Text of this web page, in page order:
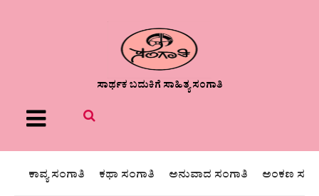
ಸಾರ್ಥಕ ಬದುಕಿಗೆ ಸಾಹಿತ್ಯ ಸಂಗಾತಿ
Menu
ಕಾವ್ಯ ಸಂಗಾತಿ ಕಥಾ ಸಂಗಾತಿ ಅನುವಾದ ಸಂಗಾತಿ ಅಂಕಣ